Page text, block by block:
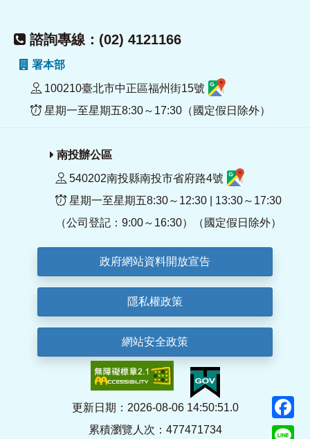
諮詢專線：(02) 4121166
署本部
100210臺北市中正區福州街15號
星期一至星期五8:30～17:30（國定假日除外）
南投辦公區
540202南投縣南投市省府路4號
星期一至星期五8:30～12:30 | 13:30～17:30
（公司登記：9:00～16:30）（國定假日除外）
政府網站資料開放宣告
隱私權政策
網站安全政策
更新日期：2026-08-06 14:50:51.0
累積瀏覽人次：477471734